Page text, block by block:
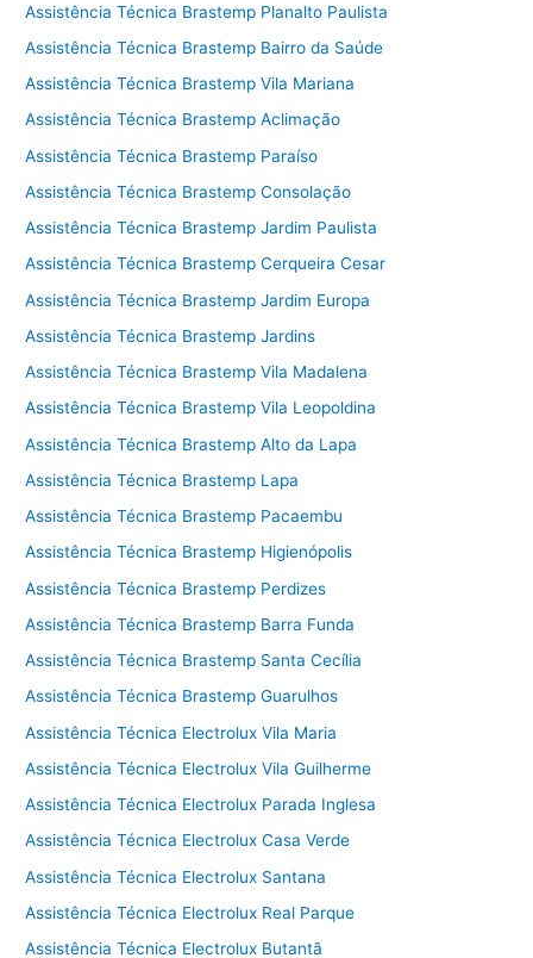
Assistência Técnica Brastemp Planalto Paulista
Assistência Técnica Brastemp Bairro da Saúde
Assistência Técnica Brastemp Vila Mariana
Assistência Técnica Brastemp Aclimação
Assistência Técnica Brastemp Paraíso
Assistência Técnica Brastemp Consolação
Assistência Técnica Brastemp Jardim Paulista
Assistência Técnica Brastemp Cerqueira Cesar
Assistência Técnica Brastemp Jardim Europa
Assistência Técnica Brastemp Jardins
Assistência Técnica Brastemp Vila Madalena
Assistência Técnica Brastemp Vila Leopoldina
Assistência Técnica Brastemp Alto da Lapa
Assistência Técnica Brastemp Lapa
Assistência Técnica Brastemp Pacaembu
Assistência Técnica Brastemp Higienópolis
Assistência Técnica Brastemp Perdizes
Assistência Técnica Brastemp Barra Funda
Assistência Técnica Brastemp Santa Cecília
Assistência Técnica Brastemp Guarulhos
Assistência Técnica Electrolux Vila Maria
Assistência Técnica Electrolux Vila Guilherme
Assistência Técnica Electrolux Parada Inglesa
Assistência Técnica Electrolux Casa Verde
Assistência Técnica Electrolux Santana
Assistência Técnica Electrolux Real Parque
Assistência Técnica Electrolux Butantã